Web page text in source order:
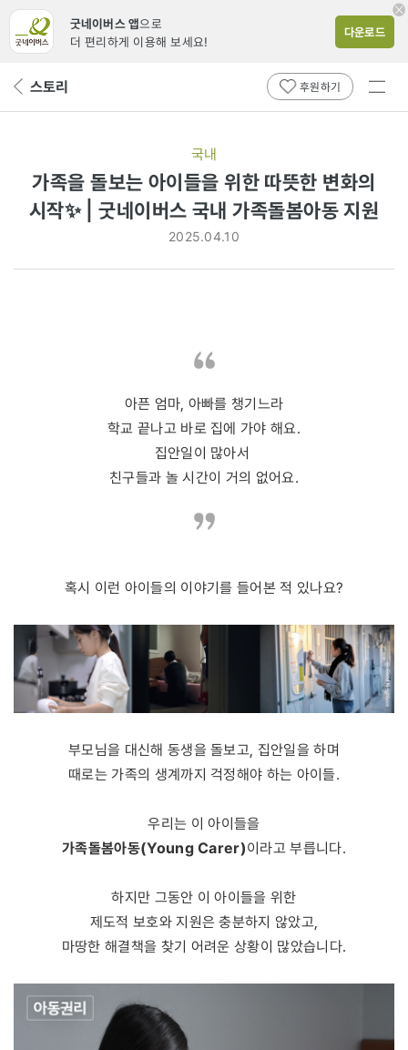
굿네이버스 앱으로
더 편리하게 이용해 보세요!
다운로드
뒤 스토리 후원하기
전체
국내
가족을 돌보는 아이들을 위한 따뜻한 변화의
시작✨ | 굿네이버스 국내 가족돌봄아동 지원
2025.04.10
아픈 엄마, 아빠를 챙기느라
학교 끝나고 바로 집에 가야 해요.
집안일이 많아서
친구들과 놀 시간이 거의 없어요.
혹시 이런 아이들의 이야기를 들어본 적 있나요?
부모님을 대신해 동생을 돌보고, 집안일을 하며
때로는 가족의 생계까지 걱정해야 하는 아이들.
우리는 이 아이들을
가족돌봄아동(Young Carer)이라고 부릅니다.
하지만 그동안 이 아이들을 위한
제도적 보호와 지원은 충분하지 않았고,
마땅한 해결책을 찾기 어려운 상황이 많았습니다.